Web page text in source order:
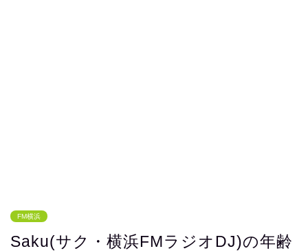
FM横浜
Saku(サク・横浜FMラジオDJ)の年齢